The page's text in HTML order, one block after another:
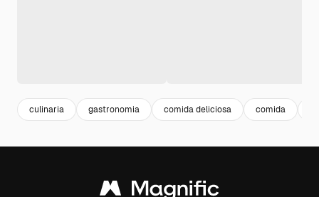
culinaria gastronomia comida deliciosa comida